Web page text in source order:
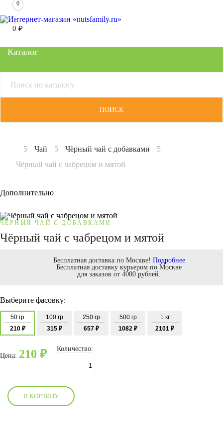
0
0 ₽
Каталог
ПОИСК
Чай
Чёрный чай с добавками
Чёрный чай с чабрецом и мятой
Дополнительно
ЧЁРНЫЙ ЧАЙ С ДОБАВКАМИ
Чёрный чай с чабрецом и мятой
Бесплатная доставка по Москве! Подробнее
Бесплатная доставку курьером по Москве
для заказов от 4000 рублей.
Выберите фасовку:
50 гр
210 ₽
100 гр
315 ₽
250 гр
657 ₽
500 гр
1082 ₽
1 кг
2101 ₽
Цена: 210 ₽ Количество:
В КОРЗИНУ